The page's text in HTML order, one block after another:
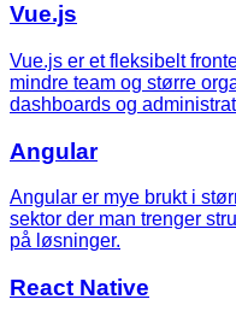
Vue.js
Vue.js er et fleksibelt
mindre team og større
dashboards og
Angular
Angular er mye brukt i
sektor der man trenger
på løsninger.
React Native